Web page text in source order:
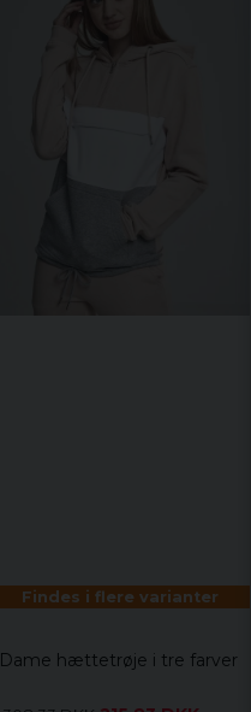
Findes i flere varianter
Dame hættetrøje i tre farver